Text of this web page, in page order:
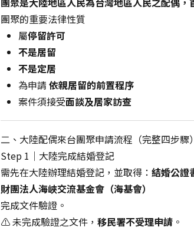
團聚的重要法律性質
屬停留許可
不是居留
不是定居
為申請 依親居留的前置程序
案件須接受面談及居家訪查
二、大陸配偶來台團聚申請流程（完整四步驟）
Step 1｜大陸完成結婚登記
需先在大陸辦理結婚登記，並取得： 結婚公證
財團法人海峽交流基金會（海基會）
完成文件驗證。
⚠️ 未完成驗證之文件， 移民署不受理申請。